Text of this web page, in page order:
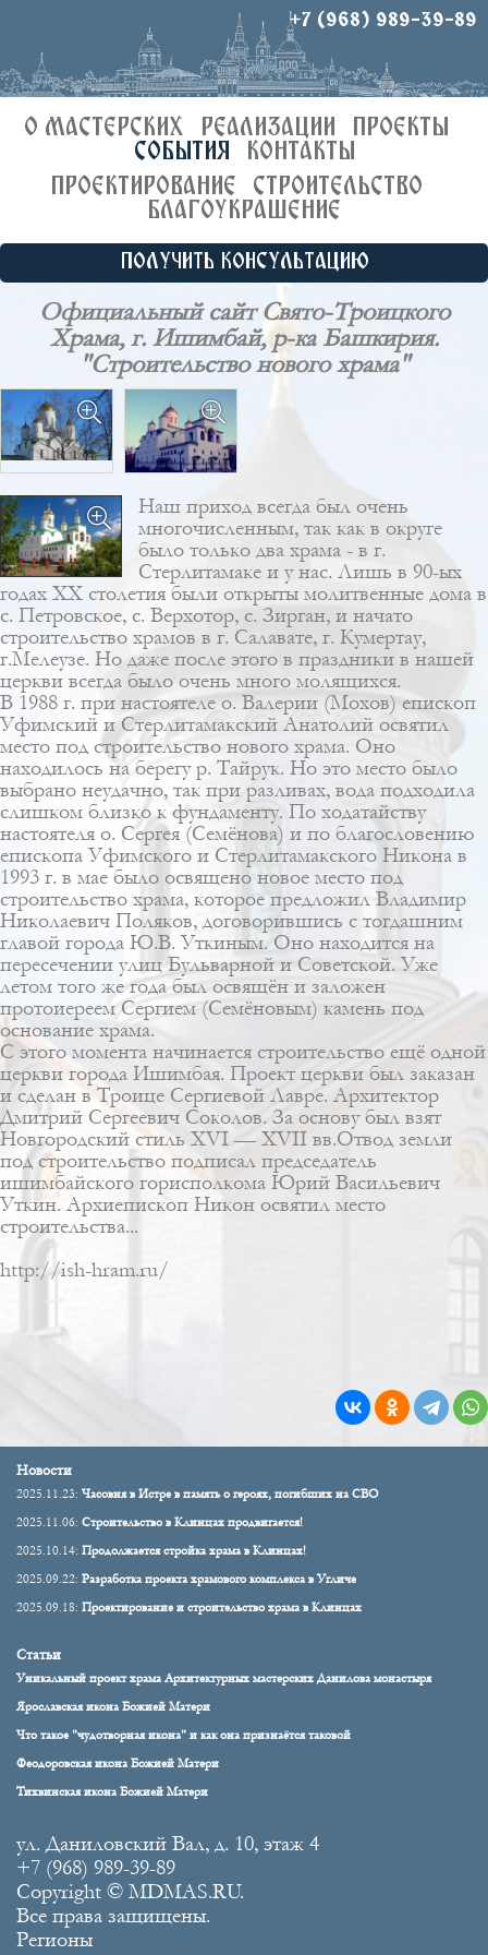
+7 (968) 989-39-89
О МАСТЕРСКИХ РЕАЛИЗАЦИИ
ПРОЕКТЫ
СОБЫТИЯ
КОНТАКТЫ
ПРОЕКТИРОВАНИЕ
СТРОИТЕЛЬСТВО
БЛАГОУКРАШЕНИЕ
ПОЛУЧИТЬ КОНСУЛЬТАЦИЮ
Официальный сайт Свято-Троицкого
Храма, г. Ишимбай, р-ка Башкирия.
"Строительство нового храма"
Наш приход всегда был очень
многочисленным, так как в округе
было только два храма - в г.
Стерлитамаке и у нас. Лишь в 90-ых
годах XX столетия были открыты молитвенные дома в
с. Петровское, с. Верхотор, с. Зирган, и начато
строительство храмов в г. Салавате, г. Кумертау,
г.Мелеузе. Но даже после этого в праздники в нашей
церкви всегда было очень много молящихся.
В 1988 г. при настоятеле о. Валерии (Мохов) епископ
Уфимский и Стерлитамакский Анатолий освятил
место под строительство нового храма. Оно
находилось на берегу р. Тайрук. Но это место было
выбрано неудачно, так при разливах, вода подходила
слишком близко к фундаменту. По ходатайству
настоятеля о. Сергея (Семёнова) и по благословению
епископа Уфимского и Стерлитамакского Никона в
1993 г. в мае было освящено новое место под
строительство храма, которое предложил Владимир
Николаевич Поляков, договорившись с тогдашним
главой города Ю.В. Уткиным. Оно находится на
пересечении улиц Бульварной и Советской. Уже
летом того же года был освящён и заложен
протоиереем Сергием (Семёновым) камень под
основание храма.
С этого момента начинается строительство ещё одной
церкви города Ишимбая. Проект церкви был заказан
и сделан в Троице Сергиевой Лавре. Архитектор
Дмитрий Сергеевич Соколов. За основу был взят
Новгородский стиль XVI — XVII вв.Отвод земли
под строительство подписал председатель
ишимбайского горисполкома Юрий Васильевич
Уткин. Архиепископ Никон освятил место
строительства...
http://ish-hram.ru/
Новости
2025.11.23: Часовня в Истре в память о героях, погибших на СВО
2025.11.06: Строительство в Клинцах продвигается!
2025.10.14: Продолжается стройка храма в Клинцах!
2025.09.22: Разработка проекта храмового комплекса в Угличе
2025.09.18: Проектирование и строительство храма в Клинцах
Статьи
Уникальный проект храма Архитектурных мастерских Данилова монастыря
Ярославская икона Божией Матери
Что такое "чудотворная икона" и как она признаётся таковой
Феодоровская икона Божией Матери
Тихвинская икона Божией Матери
ул. Даниловский Вал, д. 10, этаж 4
+7 (968) 989-39-89
Copyright © MDMAS.RU.
Все права защищены.
Регионы